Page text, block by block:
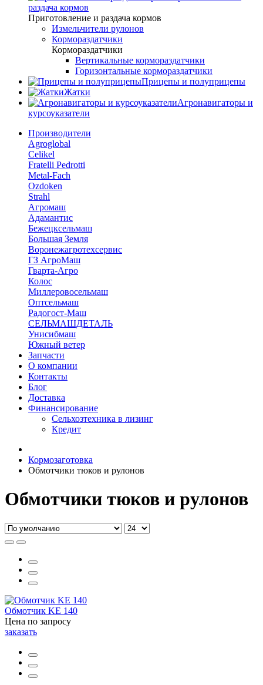
раздача кормов
Приготовление и раздача кормов
Измельчители рулонов
Кормораздатчики
Кормораздатчики
Вертикальные кормораздатчики
Горизонтальные кормораздатчики
Прицепы и полуприцепы
Жатки
Агронавигаторы и
курсоуказатели
Производители
Agroglobal
Celikel
Fratelli Pedrotti
Metal-Fach
Ozdoken
Strahl
Агромаш
Адамантис
Бежецксельмаш
Большая Земля
Воронежагротехсервис
ГЗ АгроМаш
Гварта-Агро
Колос
Миллеровосельмаш
Оптсельмаш
Радогост-Маш
СЕЛЬМАШДЕТАЛЬ
Унисибмаш
Южный ветер
Запчасти
О компании
Контакты
Блог
Доставка
Финансирование
Сельхозтехника в лизинг
Кредит
Кормозаготовка
Обмотчики тюков и рулонов
Обмотчики тюков и рулонов
Обмотчик KE 140
Цена по запросу
заказать